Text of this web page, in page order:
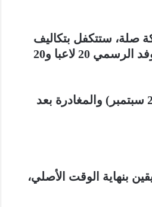
صلة، ستتكفل بتكاليف
تذاكر الطيران والإقامة للوفد الرسمي للفريقين، حيث يضم الوفد الرسمي 20 لاعبا و20
وتحدد رسميًا أن يكون وصول الفرق قبل المباراة بثلاثة أيام (24 سبتمبر) والمغادرة بعد
بين الفريقين بنهاية الوقت الأصلي،